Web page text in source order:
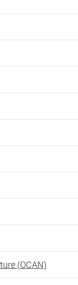
(OCAN)